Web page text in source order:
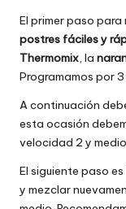
El primer paso
postres fáciles y
Thermomix , la
Programamos por
A continuación
esta ocasión
velocidad 2 y medio.
El siguiente paso
y mezclar